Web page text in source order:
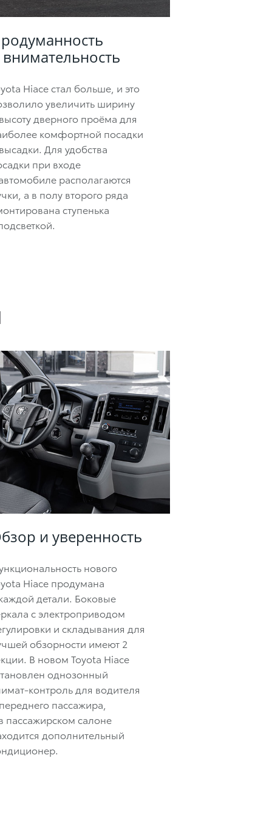
Hiace стал больше, и это
увеличить ширину
дверного проёма для
комфортной посадки
Для удобства
при входе
располагаются
а в полу второго ряда
ступенька
и уверенность
нового
Hiace продумана
детали. Боковые
с электроприводом
и складывания для
обзорности имеют 2
В новом Toyota Hiace
однозонный
контроль для водителя
пассажира,
пассажирском салоне
дополнительный